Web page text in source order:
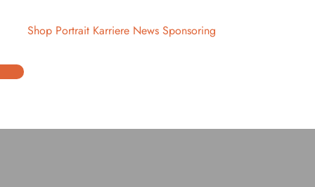
Shop Portrait Karriere News Sponsoring